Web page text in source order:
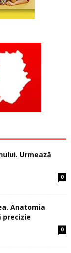
Urmează
0
Anatomia
precizie
0